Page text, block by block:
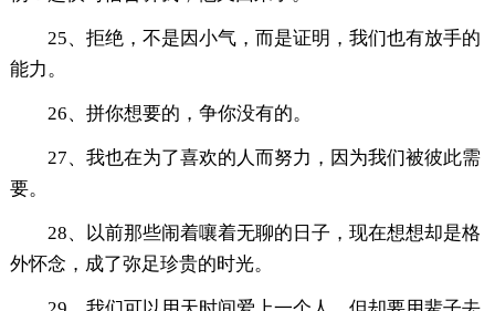
25、拒绝，不是因小气，而是证明，我们也有放手的
能力。
26、拼你想要的，争你没有的。
27、我也在为了喜欢的人而努力，因为我们被彼此需
要。
28、以前那些闹着嚷着无聊的日子，现在想想却是格
外怀念，成了弥足珍贵的时光。